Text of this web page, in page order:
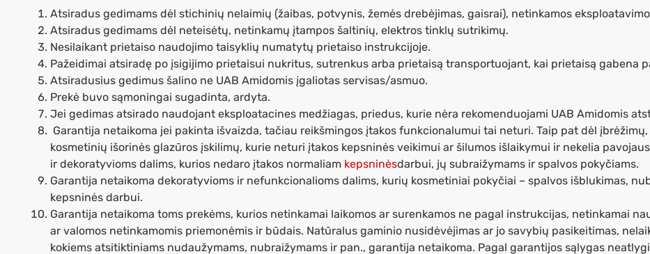
Atsiradus gedimams dėl stichinių nelaimių (žaibas, potvynis, žemės drebėjimas, gaisrai), netinkamos
Atsiradus gedimams dėl neteisėtų, netinkamų įtampos šaltinių, elektros tinklų sutrikimų.
Nesilaikant prietaiso naudojimo taisyklių numatytų prietaiso instrukcijoje.
Pažeidimai atsiradę po įsigijimo prietaisui nukritus, sutrenkus arba prietaisą transportuojant, kai prietaisą gabena
Atsiradusius gedimus šalino ne UAB Amidomis įgaliotas servisas/asmuo.
Prekė buvo sąmoningai sugadinta, ardyta.
Jei gedimas atsirado naudojant eksploatacines medžiagas, priedus, kurie nėra rekomenduojami UAB Amidomis
Garantija netaikoma jei pakinta išvaizda, tačiau reikšmingos įtakos funkcionalumui tai neturi. Taip pat dėl
kosmetinių išorinės glazūros įskilimų, kurie neturi įtakos kepsninės veikimui ar šilumos išlaikymui ir nekelia
ir dekoratyvioms dalims, kurios nedaro įtakos normaliam kepsninėsdarbui, jų subraižymams ir spalvos pokyčiams.
Garantija netaikoma dekoratyvioms ir nefunkcionalioms dalims, kurių kosmetiniai pokyčiai – spalvos išblukimas,
kepsninės darbui.
Garantija netaikoma toms prekėms, kurios netinkamai laikomos ar surenkamos ne pagal instrukcijas, netinkamai
ar valomos netinkamomis priemonėmis ir būdais. Natūralus gaminio nusidėvėjimas ar jo savybių pasikeitimas,
kokiems atsitiktiniams nudaužymams, nubraižymams ir pan., garantija netaikoma. Pagal garantijos sąlygas